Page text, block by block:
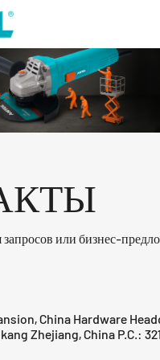
или бизнес-
China Hardware
Zhejiang, China P.C.: